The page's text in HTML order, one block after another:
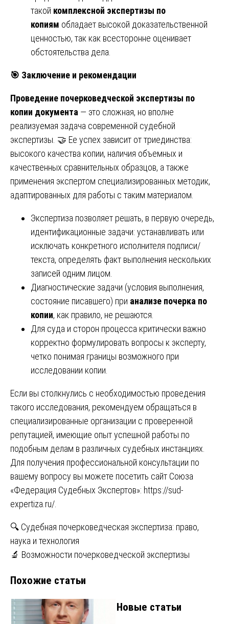
такой комплексной экспертизы по
копиям обладает высокой доказательственной
ценностью, так как всесторонне оценивает
обстоятельства дела.
🎯 Заключение и рекомендации
Проведение почерковедческой экспертизы по
копии документа — это сложная, но вполне
реализуемая задача современной судебной
экспертизы. 🤝 Ее успех зависит от триединства:
высокого качества копии, наличия объемных и
качественных сравнительных образцов, а также
применения экспертом специализированных методик,
адаптированных для работы с таким материалом.
Экспертиза позволяет решать, в первую очередь,
идентификационные задачи: устанавливать или
исключать конкретного исполнителя подписи/
текста, определять факт выполнения нескольких
записей одним лицом.
Диагностические задачи (условия выполнения,
состояние писавшего) при анализе почерка по
копии, как правило, не решаются.
Для суда и сторон процесса критически важно
корректно формулировать вопросы к эксперту,
четко понимая границы возможного при
исследовании копии.
Если вы столкнулись с необходимостью проведения
такого исследования, рекомендуем обращаться в
специализированные организации с проверенной
репутацией, имеющие опыт успешной работы по
подобным делам в различных судебных инстанциях.
Для получения профессиональной консультации по
вашему вопросу вы можете посетить сайт Союза
«Федерация Судебных Экспертов»: https://sud-
expertiza.ru/
Навигация
по
🔍 Судебная почерковедческая экспертиза: право,
наука и технология
🔬 Возможности почерковедческой экспертизы
Похожие статьи
Новые статьи